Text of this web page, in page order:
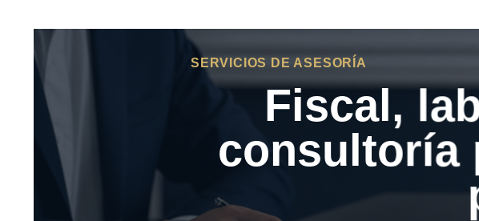
SERVICIOS DE ASESORÍA
Fiscal,
consultoría